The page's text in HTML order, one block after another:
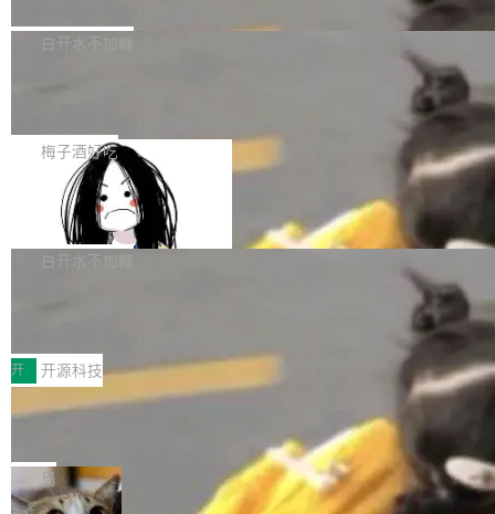
获配9...
题，该问题可能导致在旧版 Linux 内核...
P）！这一里程碑不仅标志着 Fluss 迈入新的发
长期停止内容更新，未能实现其作为“AI版维基百
提交的编辑请求也长期处于待处理状态。 Groki
pedia 于去年底上线，定位为由人工智能生成内
容的百科平台，被马斯克视为传统众包百科网站
维基百科的替代方案。Lawfare 调查发现，无论
热门页面还是低关注度页面，均未出现近期更
白开水不加糖
是这样的：配 MessageSource 的 Bean、写 R
eloadableResourceBundleMessageSource、
声明 LocaleResolver、注册 LocaleChangeInt
erceptor…五六步之后才能看到第一行翻译文
本。 Solon 换了个方式。整个 i18n 模块围绕三
梅子酒好吃
Apache Doris 4.1 全面增强 Iceberg：
支持 UPDATE、MERGE INTO 与 Iceb
erg V3
Apache Doris 4.1 要补齐的，正是缺失的那一
半。在已有查询能力的基础上，Doris 进一步支
常维护操作，并完整支持 Iceberg V3 格式。
白开水不加糖
村国家自主创新示范区会议中心开幕。本届大会
由中关村智联软件服务业质量创新联盟主办，以
“智构可信·质创未来——AI原生时代的质量新范
式”为主题，直面AI从实验室走向规模化产业落地
的核心质量命题。会上，《2026智能研发生产力
工具选型手册》发布，Testin云测的Testin XAge
开 开源科技
让非法状态不可表示：一篇关于 ADT
有一种东西，一旦用过就回不去了。Alex Fedos
eev 管它叫"软件设计的基石"。 他说的东西不新
鲜——代数数据类型（ADT），尤其是和类型
局